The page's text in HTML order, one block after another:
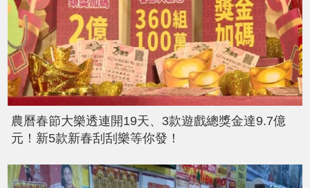
農曆春節大樂透連開19天、3款遊戲總獎金達9.7億
元！新5款新春刮刮樂等你發！